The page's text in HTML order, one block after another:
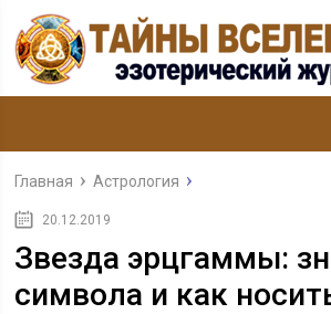
Главная Астрология
20.12.2019
Звезда эрцгаммы:
символа и как